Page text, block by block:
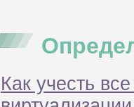
Как учесть